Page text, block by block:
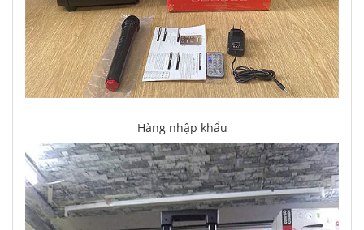
Hàng nhập khẩu